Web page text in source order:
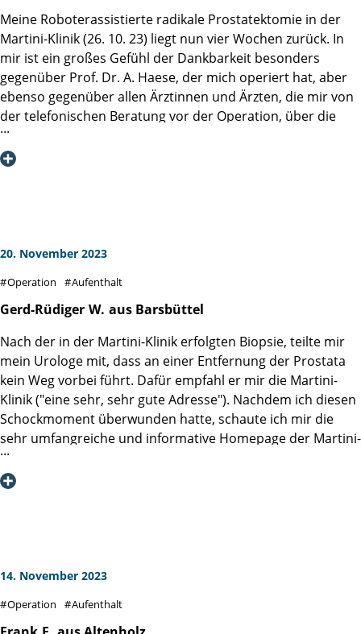
Meine Roboterassistierte radikale Prostatektomie in der
Martini-Klinik (26. 10. 23) liegt nun vier Wochen zurück. In
mir ist ein großes Gefühl der Dankbarkeit besonders
gegenüber Prof. Dr. A. Haese, der mich operiert hat, aber
ebenso gegenüber allen Ärztinnen und Ärzten, die mir von
der telefonischen Beratung vor der Operation, über die
Betreuung während des Aufenthaltes, bis hin zu
telefonischen Nachfragen begegnet sind.
heute noch davon zehren kann. Alle schenken Zeit! Der
zu Partnern und Gästen werden. Dazu tragen nicht zuletzt
auch die gute Verpflegung und die Aufmerksamkeiten in
erstaunlich schnell zurückgebildet und ich bin guter
Hoffnung auf eine vollständige Wiederherstellung auch der
Kontinenz. Dazu trete ich jetzt noch die
Anschlußheilbehandlung an, die bereits am Tag der
Operation von der Martini-Klinik in die Wege geleitet
wurde.
20. November 2023
Operation Aufenthalt
Gerd-Rüdiger W. aus Barsbüttel
Nach der in der Martini-Klinik erfolgten Biopsie, teilte mir
mein Urologe mit, dass an einer Entfernung der Prostata
kein Weg vorbei führt. Dafür empfahl er mir die Martini-
Klinik ("eine sehr, sehr gute Adresse"). Nachdem ich diesen
Schockmoment überwunden hatte, schaute ich mir die
sehr umfangreiche und informative Homepage der Martini-
Klinik etwas genauer an und meldete mich zu einem
Beratungsgespräch an.
die Diagnose meines Urologen, dass eine "radikale
Gesprächsverlauf informierte er mich ausführlich über
14. November 2023
Operation Aufenthalt